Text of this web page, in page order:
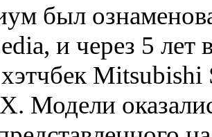
был
и через 5 лет
Модели